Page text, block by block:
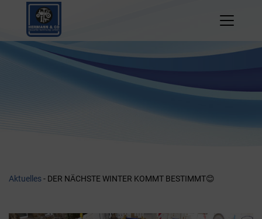
springen
Aktuelles- DER NÄCHSTE WINTER KOMMT BESTIMMT😊